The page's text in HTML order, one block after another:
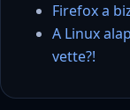
Firefox a
A Linux
vette?!